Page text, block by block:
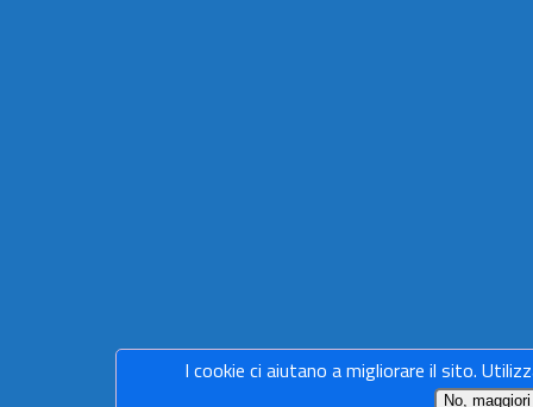
I cookie ci aiutano a migliorare il sito.
No,